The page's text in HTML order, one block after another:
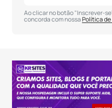
Seu nome
Seu e-mail*
Ao clicar no botão "Inscrever-
concorda com nossaPolítica